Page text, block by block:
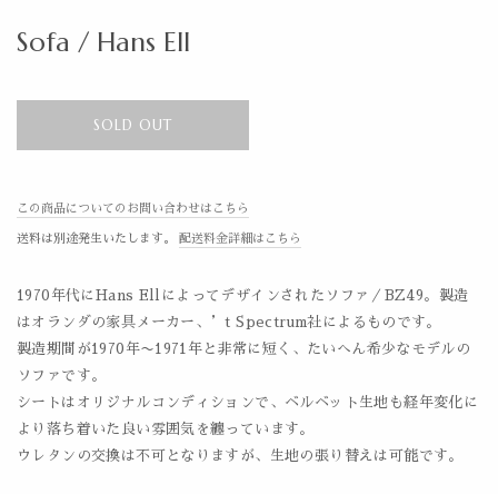
Sofa / Hans Ell
SOLD OUT
この商品についてのお問い合わせはこちら
送料は別途発生いたします。 配送料金詳細はこちら
1970年代にHans Ellによってデザインされたソファ／BZ49。製造
はオランダの家具メーカー、’t Spectrum社によるものです。
製造期間が1970年〜1971年と非常に短く、たいへん希少なモデルの
ソファです。
シートはオリジナルコンディションで、ベルベット生地も経年変化に
より落ち着いた良い雰囲気を纏っています。
ウレタンの交換は不可となりますが、生地の張り替えは可能です。